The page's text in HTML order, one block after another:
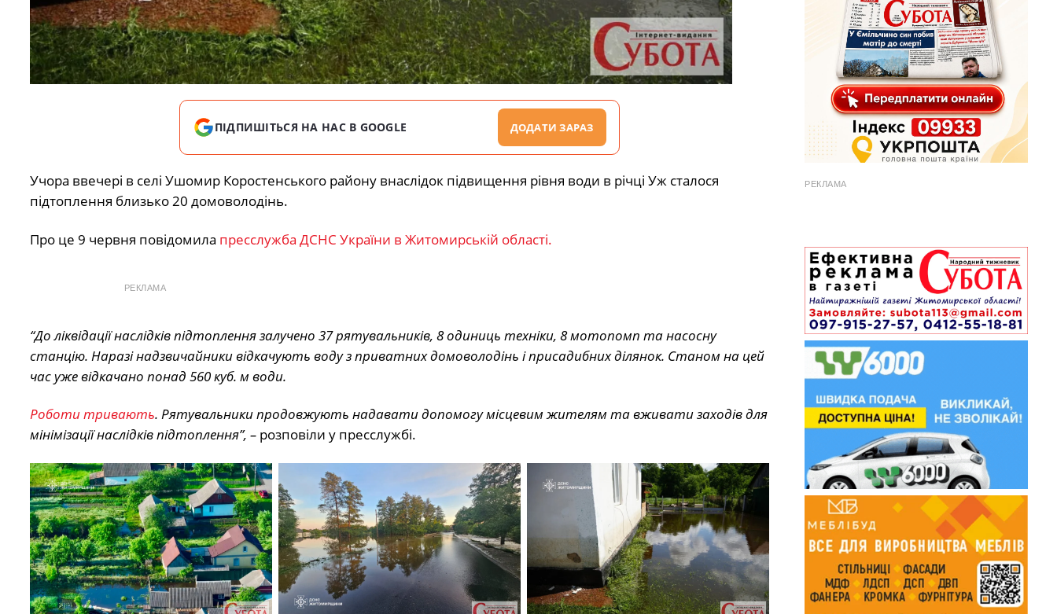
ПІДПИШІТЬСЯ НА НАС В GOOGLE ДОДАТИ ЗАРАЗ
Учора ввечері в селі Ушомир Коростенського району внаслідок підвищення рівня води в річці Уж сталося
підтоплення близько 20 домоволодінь.
Про це 9 червня повідомила пресслужба ДСНС України в Житомирській області.
РЕКЛАМА
“До ліквідації наслідків підтоплення залучено 37 рятувальників, 8 одиниць техніки, 8 мотопомп та насосну
станцію. Наразі надзвичайники відкачують воду з приватних домоволодінь і присадибних ділянок. Станом на цей
час уже відкачано понад 560 куб. м води.
Роботи тривають. Рятувальники продовжують надавати допомогу місцевим жителям та вживати заходів для
мінімізації наслідків підтоплення”, – розповіли у пресслужбі.
РЕКЛАМА